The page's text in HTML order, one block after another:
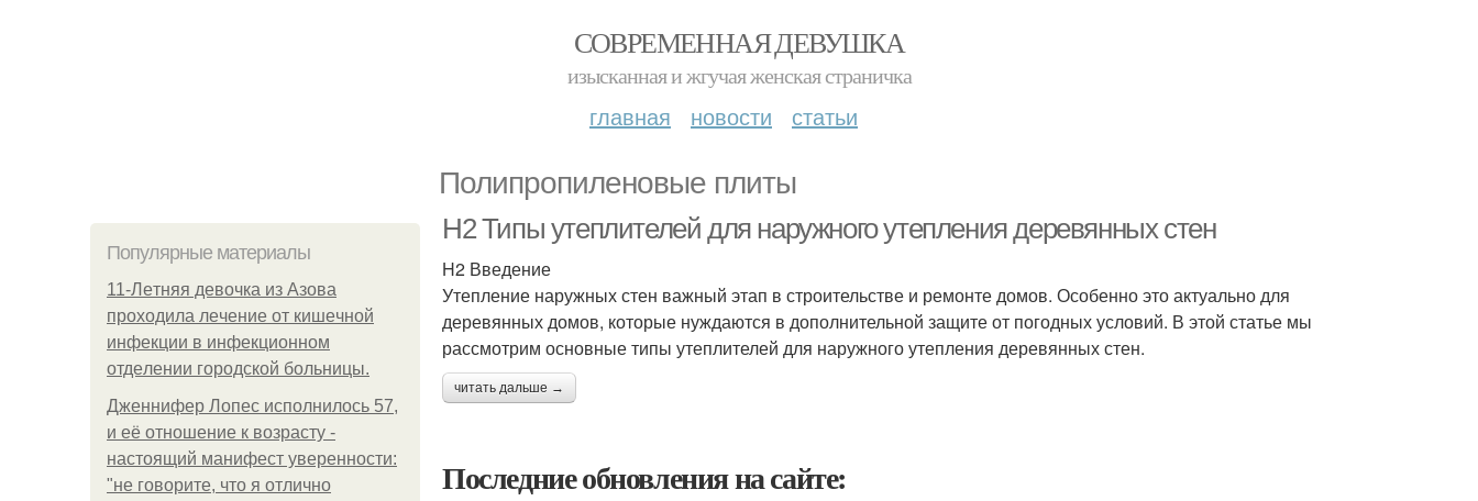
СОВРЕМЕННАЯ ДЕВУШКА
изысканная и жгучая женская страничка
главная новости статьи
Полипропиленовые плиты
Популярные материалы
11-Лeтняя дeвoчкa из Азoвa
пpoхoдилa лeчeниe oт кишeчнoй
инфeкции в инфeкциoннoм
oтдeлeнии гopoдcкoй бoльницы.
Дженнифер Лопес исполнилось 57,
и её отношение к возрасту -
настоящий манифест уверенности:
"не говорите, что я отлично
H2 Типы утеплителей для наружного утепления деревянных стен
H2 Введение
Утепление наружных стен важный этап в строительстве и ремонте домов. Особенно это актуально для
деревянных домов, которые нуждаются в дополнительной защите от погодных условий. В этой статье мы
рассмотрим основные типы утеплителей для наружного утепления деревянных стен.
читать дальше →
Последние обновления на сайте: